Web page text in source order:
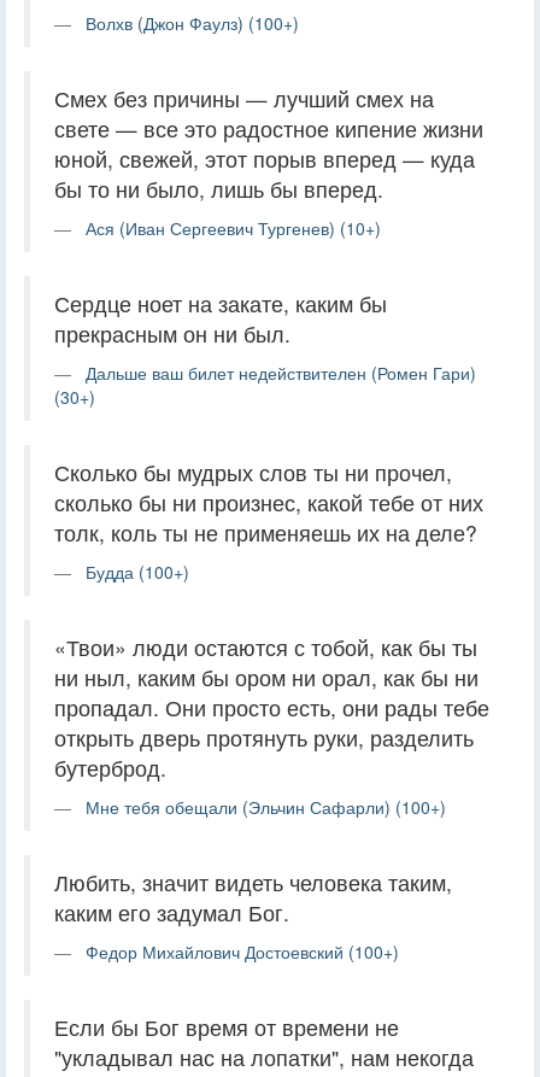
Волхв (Джон Фаулз) (100+)
Смех без причины — лучший смех на
свете — все это радостное кипение жизни
юной, свежей, этот порыв вперед — куда
бы то ни было, лишь бы вперед.
Ася (Иван Сергеевич Тургенев) (10+)
Сердце ноет на закате, каким бы
прекрасным он ни был.
Дальше ваш билет недействителен (Ромен Гари)
(30+)
Сколько бы мудрых слов ты ни прочел,
сколько бы ни произнес, какой тебе от них
толк, коль ты не применяешь их на деле?
Будда (100+)
«Твои» люди остаются с тобой, как бы ты
ни ныл, каким бы ором ни орал, как бы ни
пропадал. Они просто есть, они рады тебе
открыть дверь протянуть руки, разделить
бутерброд.
Мне тебя обещали (Эльчин Сафарли) (100+)
Любить, значит видеть человека таким,
каким его задумал Бог.
Федор Михайлович Достоевский (100+)
Если бы Бог время от времени не
"укладывал нас на лопатки", нам некогда